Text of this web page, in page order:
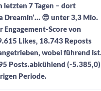
letzten 7 Tagen – dort
Dreamin’… 😎 unter 3,3 Mio.
Score von
Likes, 18.743 Reposts
wobei führend
Posts.abkühlend (-5.385,0)
Periode.